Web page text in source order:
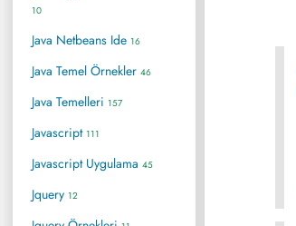
10
Java Netbeans Ide 16
Java Temel Örnekler 46
Java Temelleri 157
Javascript 111
Javascript Uygulama 45
Jquery 12